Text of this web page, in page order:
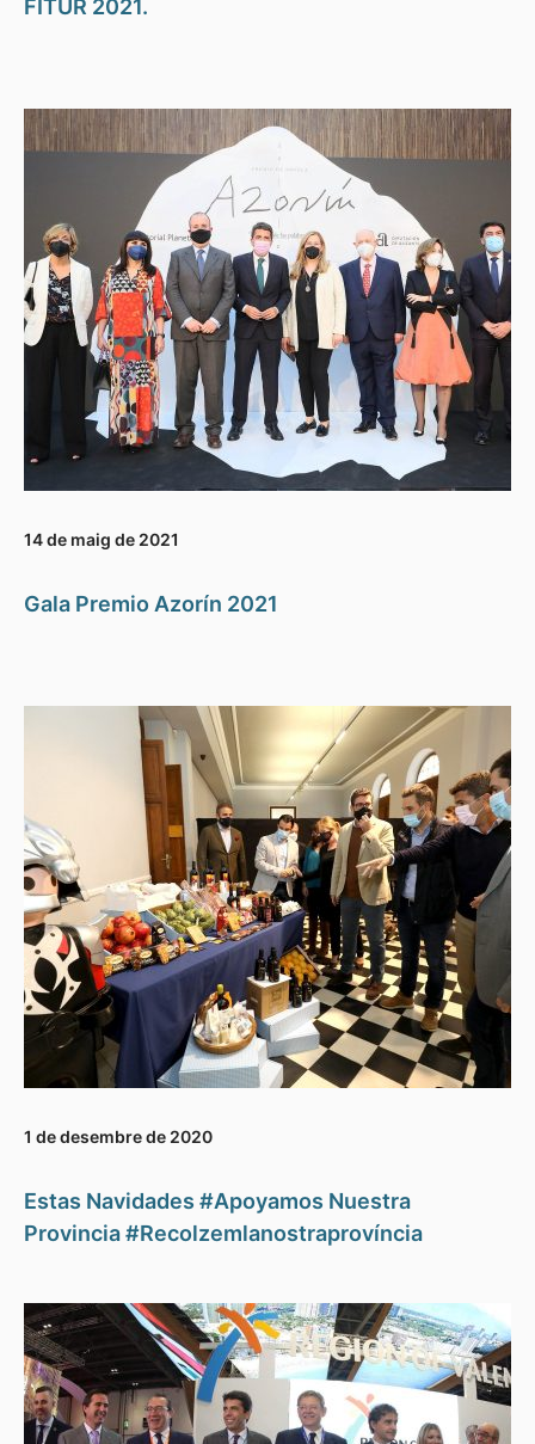
FITUR 2021.
14 de maig de 2021
Gala Premio Azorín 2021
1 de desembre de 2020
Estas Navidades #Apoyamos Nuestra
Provincia #Recolzemlanostraprovíncia